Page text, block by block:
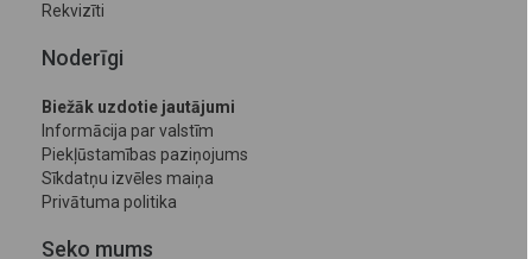
Rekvizīti
Noderīgi
Biežāk uzdotie jautājumi
Informācija par valstīm
Piekļūstamības paziņojums
Sīkdatņu izvēles maiņa
Privātuma politika
Seko mums